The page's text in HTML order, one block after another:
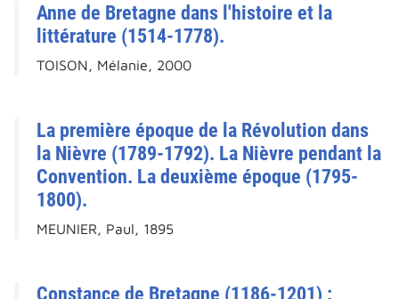
Anne de Bretagne dans l'histoire et la
littérature (1514-1778).
TOISON, Mélanie, 2000
La première époque de la Révolution dans
la Nièvre (1789-1792). La Nièvre pendant la
Convention. La deuxième époque (1795-
1800).
MEUNIER, Paul, 1895
Constance de Bretagne (1186-1201) :